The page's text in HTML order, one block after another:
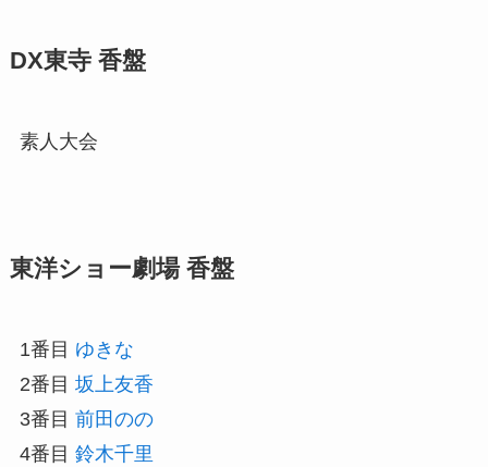
DX東寺 香盤
素人大会
東洋ショー劇場 香盤
1番目 ゆきな
2番目 坂上友香
3番目 前田のの
4番目 鈴木千里